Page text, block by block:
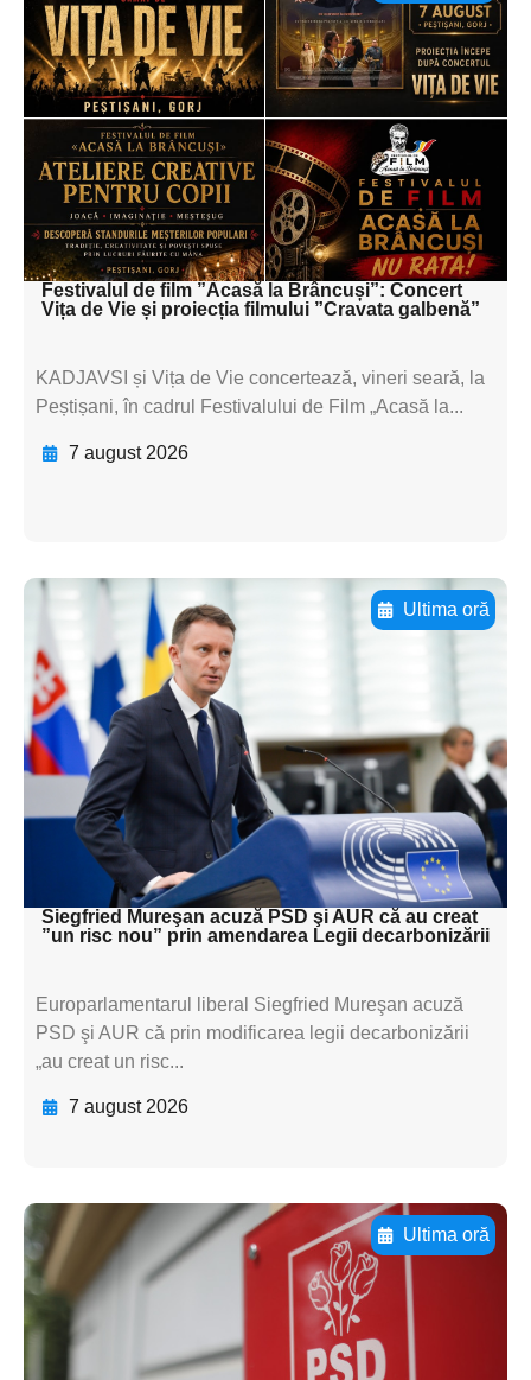
Adaugă aici textul pentru
subtitluAdaugă aici
textul pentru
subtitluAdaugă aici
textul pentru
subtitluAdaugă aici
textul pentru subti
Festivalul de film ”Acasă la Brâncuși”: Concert
Vița de Vie și proiecția filmului ”Cravata galbenă”
KADJAVSI și Vița de Vie concertează, vineri seară, la
Peștișani, în cadrul Festivalului de Film „Acasă la...
7 august 2026
Ultima oră
Adaugă aici textul pentru
subtitluAdaugă aici
textul pentru
subtitluAdaugă aici
textul pentru
subtitluAdaugă aici
textul pentru subti
Siegfried Mureşan acuză PSD şi AUR că au creat
”un risc nou” prin amendarea Legii decarbonizării
Europarlamentarul liberal Siegfried Mureşan acuză
PSD şi AUR că prin modificarea legii decarbonizării
„au creat un risc...
7 august 2026
Ultima oră
Adaugă aici textul pentru
subtitluAdaugă aici
textul pentru